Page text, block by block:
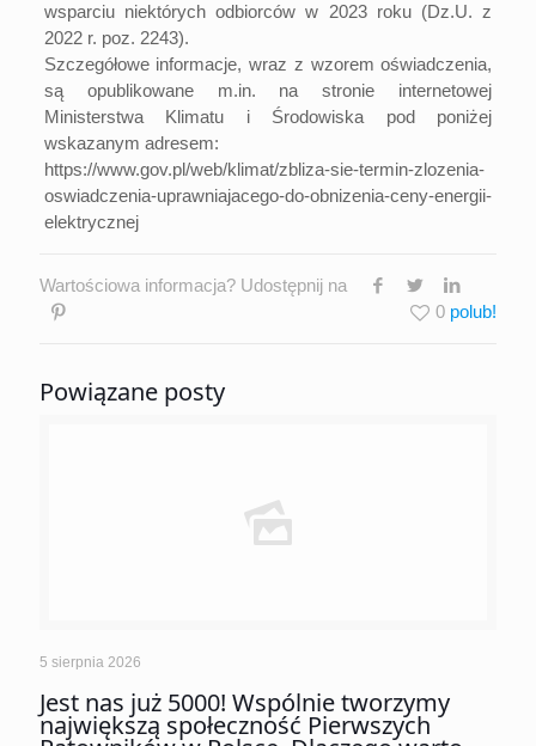
wsparciu niektórych odbiorców w 2023 roku (Dz.U. z
2022 r. poz. 2243).
Szczegółowe informacje, wraz z wzorem oświadczenia,
są opublikowane m.in. na stronie internetowej
Ministerstwa Klimatu i Środowiska pod poniżej
wskazanym adresem:
https://www.gov.pl/web/klimat/zbliza-sie-termin-zlozenia-
oswiadczenia-uprawniajacego-do-obnizenia-ceny-energii-
elektrycznej
Wartościowa informacja? Udostępnij na
0
Powiązane posty
5 sierpnia 2026
Jest nas już 5000! Wspólnie tworzymy
największą społeczność Pierwszych